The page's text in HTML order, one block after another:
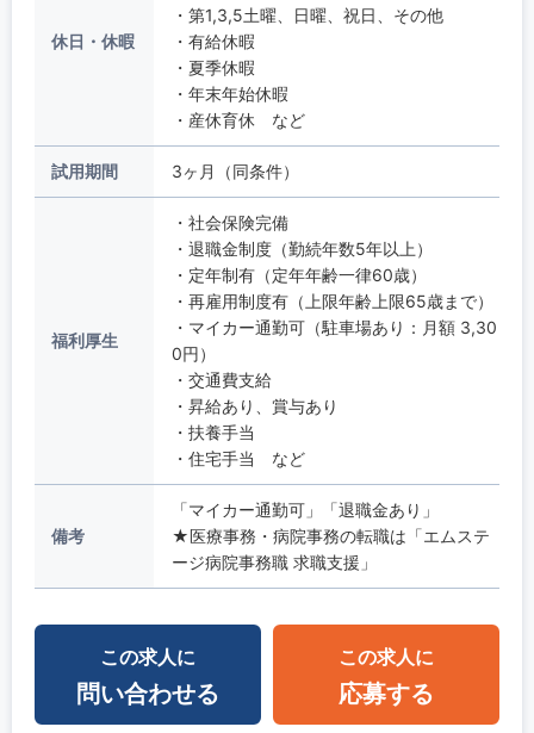
休日・休暇
・第1,3,5土曜、日曜、祝日、その他
・有給休暇
・夏季休暇
・年末年始休暇
・産休育休 など
試用期間 3ヶ月（同条件）
福利厚生
・社会保険完備
・退職金制度（勤続年数5年以上）
・定年制有（定年年齢一律60歳）
・再雇用制度有（上限年齢上限65歳まで）
・マイカー通勤可（駐車場あり：月額 3,30
0円）
・交通費支給
・昇給あり、賞与あり
・扶養手当
・住宅手当 など
備考
「マイカー通勤可」「退職金あり」
★医療事務・病院事務の転職は「エムステ
ージ病院事務職 求職支援」
この求人に
問い合わせる
この求人に
応募する